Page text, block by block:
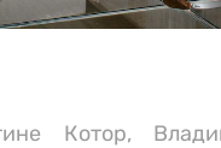
Котор,